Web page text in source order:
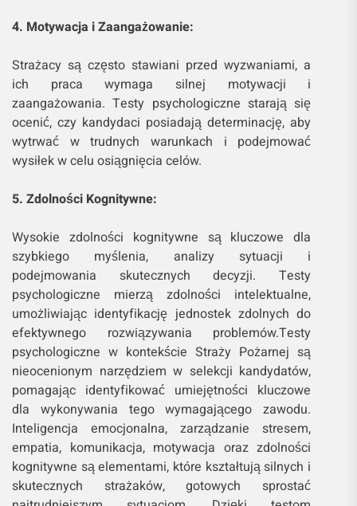
4. Motywacja i Zaangażowanie:
Strażacy są często stawiani przed wyzwaniami, a
ich praca wymaga silnej motywacji i
zaangażowania. Testy psychologiczne starają się
ocenić, czy kandydaci posiadają determinację, aby
wytrwać w trudnych warunkach i podejmować
wysiłek w celu osiągnięcia celów.
5. Zdolności Kognitywne:
Wysokie zdolności kognitywne są kluczowe dla
szybkiego myślenia, analizy sytuacji i
podejmowania skutecznych decyzji. Testy
psychologiczne mierzą zdolności intelektualne,
umożliwiając identyfikację jednostek zdolnych do
efektywnego rozwiązywania problemów.Testy
psychologiczne w kontekście Straży Pożarnej są
nieocenionym narzędziem w selekcji kandydatów,
pomagając identyfikować umiejętności kluczowe
dla wykonywania tego wymagającego zawodu.
Inteligencja emocjonalna, zarządzanie stresem,
empatia, komunikacja, motywacja oraz zdolności
kognitywne są elementami, które kształtują silnych i
skutecznych strażaków, gotowych sprostać